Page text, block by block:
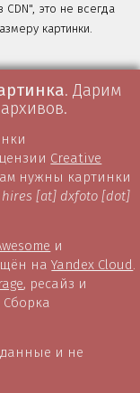
CDN", это не всегда
картинки.
. Дарим
Creative
нужны картинки
hires [at] dxfoto [dot]
и
наYandex Cloud.
, ресайз и
Сборка
и не